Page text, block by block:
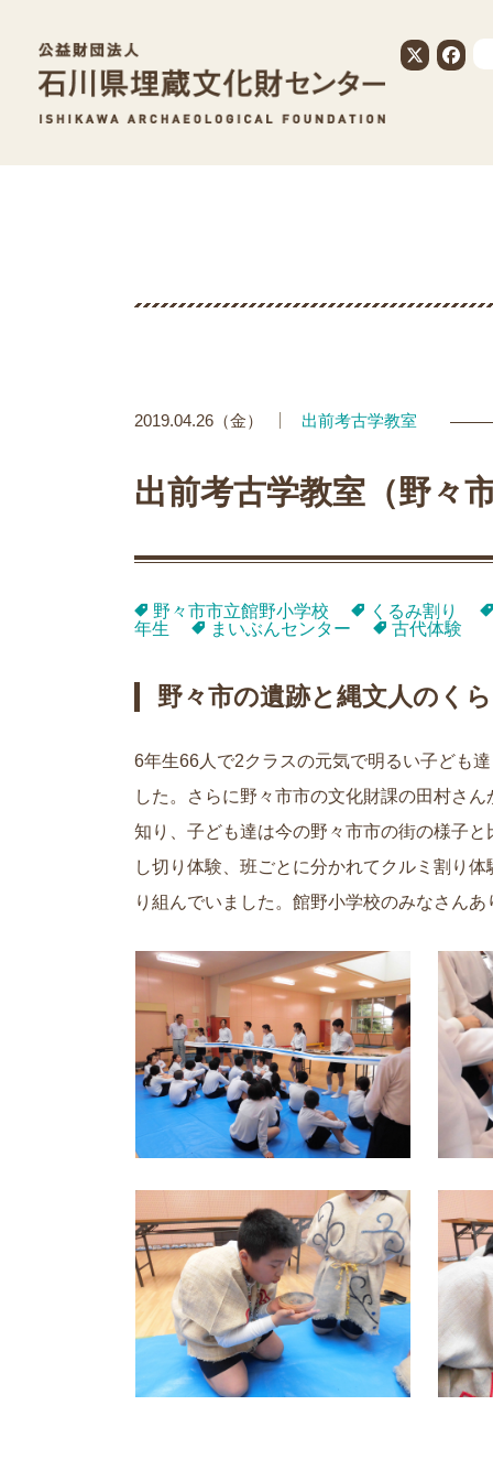
2019.04.26（金） 出前考古学教室
出前考古学教室（野々
野々市市立館野小学校
くるみ割り
年生
まいぶんセンター 古代体験
野々市の遺跡と縄文人のく
6年生66人で2クラスの元気で明るい子ども
した。さらに野々市市の文化財課の田村さ
知り、子ども達は今の野々市市の街の様子
し切り体験、班ごとに分かれてクルミ割り
り組んでいました。館野小学校のみなさん